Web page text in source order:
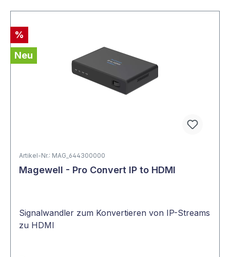
%
Neu
Artikel-Nr.: MAG_644300000
Magewell - Pro Convert IP to HDMI
Signalwandler zum Konvertieren von IP-Streams
zu HDMI